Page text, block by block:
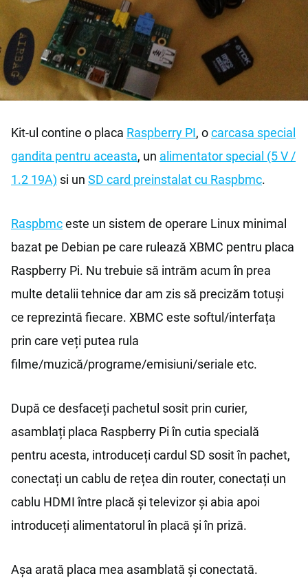
Kit-ul contine o placa Raspberry PI, ocarcasa special
gandita pentru aceasta, un alimentator special (5 V /
1.2 19A) si un SD card preinstalat cu Raspbmc.
Raspbmceste un sistem de operare Linux minimal
bazat pe Debian pe care rulează XBMC pentru placa
Raspberry Pi. Nu trebuie să intrăm acum în prea
multe detalii tehnice dar am zis să precizăm totuși
ce reprezintă fiecare. XBMC este softul/interfața
prin care veți putea rula
filme/muzică/programe/emisiuni/seriale etc.
După ce desfaceți pachetul sosit prin curier,
asamblați placa Raspberry Pi în cutia specială
pentru acesta, introduceți cardul SD sosit în pachet,
conectați un cablu de rețea din router, conectați un
cablu HDMI între placă și televizor și abia apoi
introduceți alimentatorul în placă și în priză.
Așa arată placa mea asamblată și conectată.